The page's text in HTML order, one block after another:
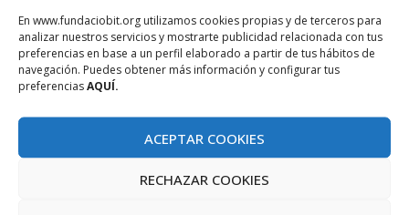
En www.fundaciobit.org utilizamos cookies propias y de terceros para
analizar nuestros servicios y mostrarte publicidad relacionada con tus
preferencias en base a un perfil elaborado a partir de tus hábitos de
navegación. Puedes obtener más información y configurar tus
preferenciasAQUÍ.
ACEPTAR COOKIES
RECHAZAR COOKIES